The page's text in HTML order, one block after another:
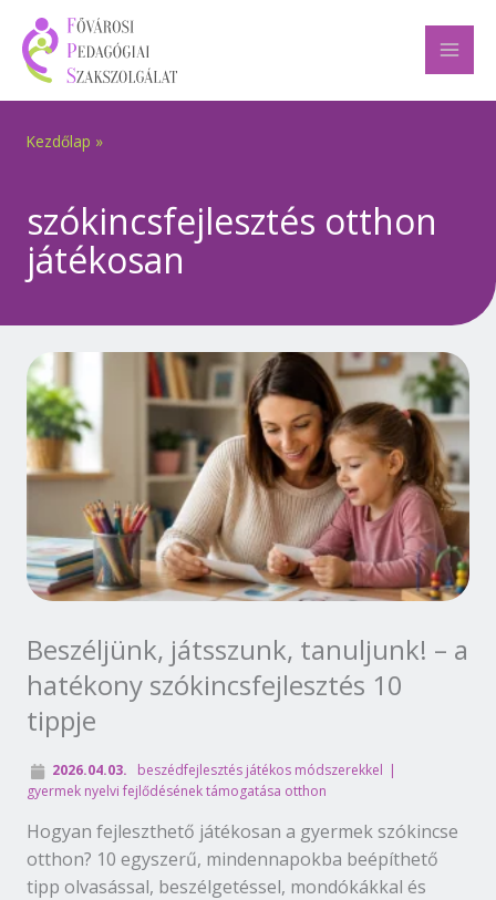
content
Kezdőlap »
szókincsfejlesztés otthon
játékosan
Beszéljünk, játsszunk, tanuljunk! – a
hatékony szókincsfejlesztés 10
tippje
2026.04.03.
beszédfejlesztés játékos módszerekkel
gyermek nyelvi fejlődésének támogatása otthon
Hogyan fejleszthető játékosan a gyermek szókincse
otthon? 10 egyszerű, mindennapokba beépíthető
tipp olvasással, beszélgetéssel, mondókákkal és